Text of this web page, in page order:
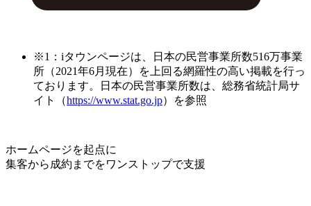
※1：iタウンページは、日本の民営事業所数516万事業
所（2021年6月現在）を上回る網羅性の高い掲載を行っ
ております。日本の民営事業所数は、総務省統計局サ
イト（https://www.stat.go.jp）を参照
ホームページを起点に
集客から成約までをワンストップで支援